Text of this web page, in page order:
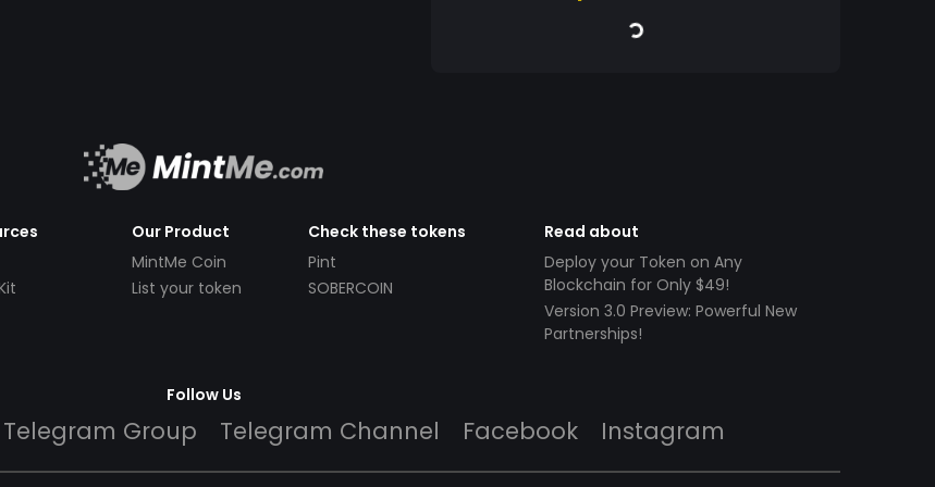
Our Product
MintMe Coin
List your token
Check these tokens
Pint
SOBERCOIN
Read about
Deploy your Token on Any
Blockchain for Only $49!
Version 3.0 Preview: Powerful New
Partnerships!
Follow Us
Telegram Group Telegram Channel Facebook Instagram